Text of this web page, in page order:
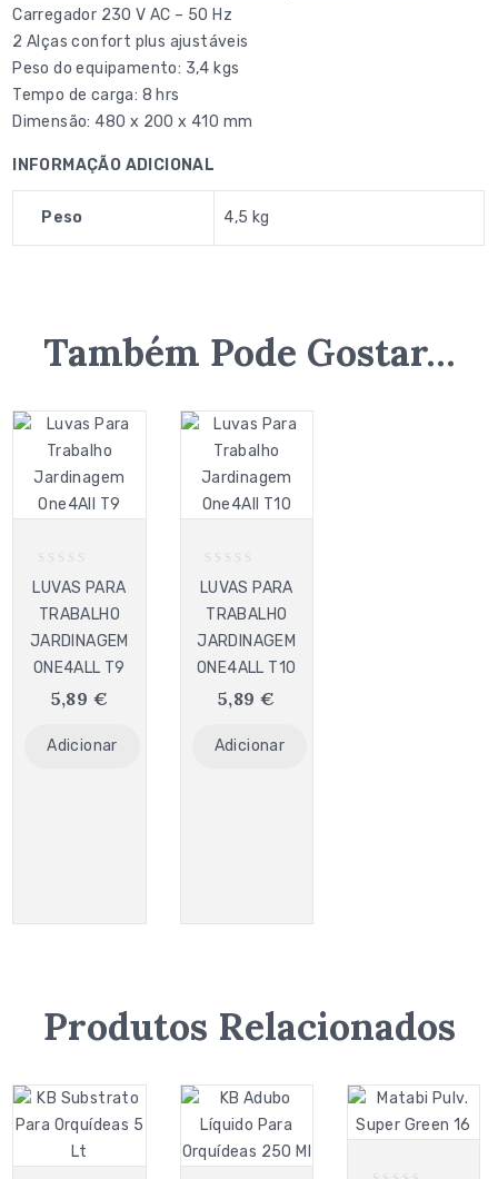
Carregador 230 V AC – 50 Hz
2 Alças confort plus ajustáveis
Peso do equipamento: 3,4 kgs
Tempo de carga: 8 hrs
Dimensão: 480 x 200 x 410 mm
INFORMAÇÃO ADICIONAL
Peso 4,5 kg
Também Pode Gostar…
out
of
5
LUVAS PARA
TRABALHO
JARDINAGEM
ONE4ALL T9
5,89 €
Adicionar
out
of
5
LUVAS PARA
TRABALHO
JARDINAGEM
ONE4ALL T10
5,89€
Adicionar
Produtos Relacionados